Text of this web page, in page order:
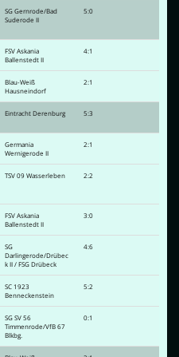
SG Gernrode/Bad
Suderode II
5:0
FSV Askania
Ballenstedt II
4:1
Blau-Weiß
Hausneindorf
2:1
Eintracht Derenburg 5:3
Germania
Wernigerode II
2:1
TSV 09 Wasserleben 2:2
FSV Askania
Ballenstedt II
3:0
SG
Darlingerode/Drübec
k II / FSG Drübeck
4:6
SC 1923
Benneckenstein
5:2
SG SV 56
Timmenrode/VfB 67
Blkbg.
0:1